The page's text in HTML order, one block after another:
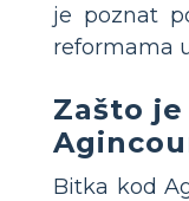
je poznat
reformama
Zašto
Bitka kod